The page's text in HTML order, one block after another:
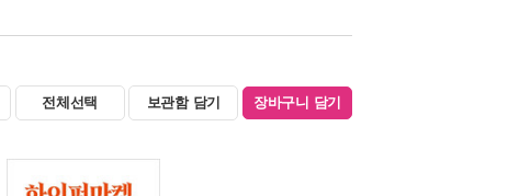
전체선택 보관함 담기 장바구니 담기